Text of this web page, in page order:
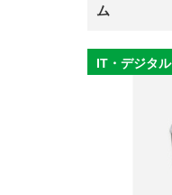
ム
IT・デジタル